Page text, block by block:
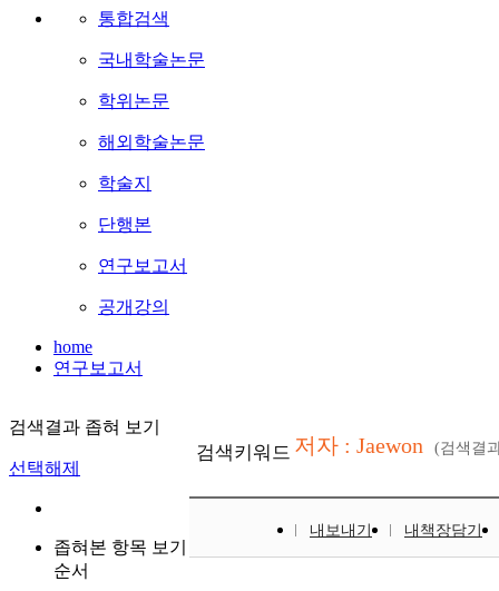
통합검색
국내학술논문
학위논문
해외학술논문
학술지
단행본
연구보고서
공개강의
home
연구보고서
검색결과 좁혀 보기
선택해제
좁혀본 항목 보기
순서
검색키워드 저자 : Jaewon (검색결
내보내기 내책장담기